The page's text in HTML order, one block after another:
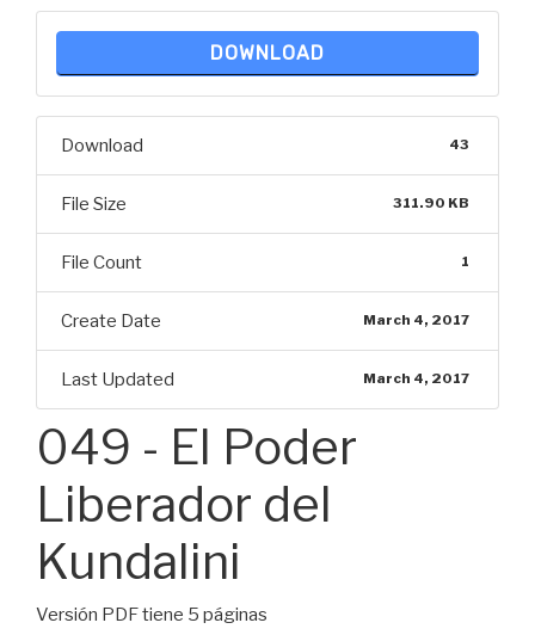
DOWNLOAD
Download 43
File Size 311.90 KB
File Count 1
Create Date March 4, 2017
Last Updated March 4, 2017
049 - El Poder
Liberador del
Kundalini
Versión PDF tiene 5 páginas